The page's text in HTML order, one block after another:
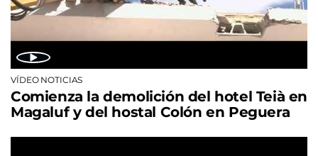
VÍDEO NOTICIAS
Comienza la demolición del hotel Teià en
Magaluf y del hostal Colón en Peguera